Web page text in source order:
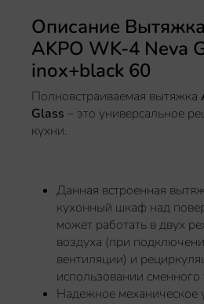
Описание
AKPO WK-4 Neva
inox+black 60
Полновстраиваемая вытяжка
Glass – это универсальное
кухни.
Данная встроенная
кухонный шкаф над
может работать в двух
воздуха (при
вентиляции) и
использовании
Надежное механическое